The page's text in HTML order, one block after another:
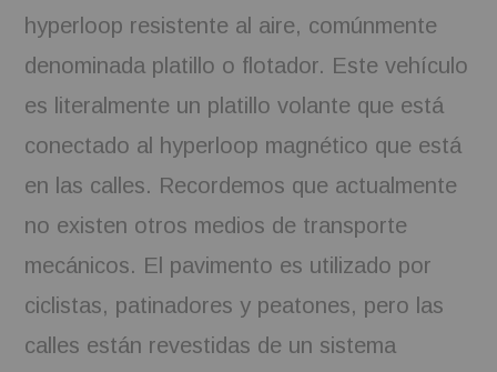
hyperloop resistente al aire, comúnmente
denominada platillo o flotador. Este vehículo
es literalmente un platillo volante que está
conectado al hyperloop magnético que está
en las calles. Recordemos que actualmente
no existen otros medios de transporte
mecánicos. El pavimento es utilizado por
ciclistas, patinadores y peatones, pero las
calles están revestidas de un sistema